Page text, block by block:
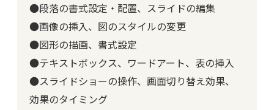
●段落の書式設定・配置、スライドの編集
●画像の挿入、図のスタイルの変更
●図形の描画、書式設定
●テキストボックス、ワードアート、表の挿入
●スライドショーの操作、画面切り替え効果、
効果のタイミング